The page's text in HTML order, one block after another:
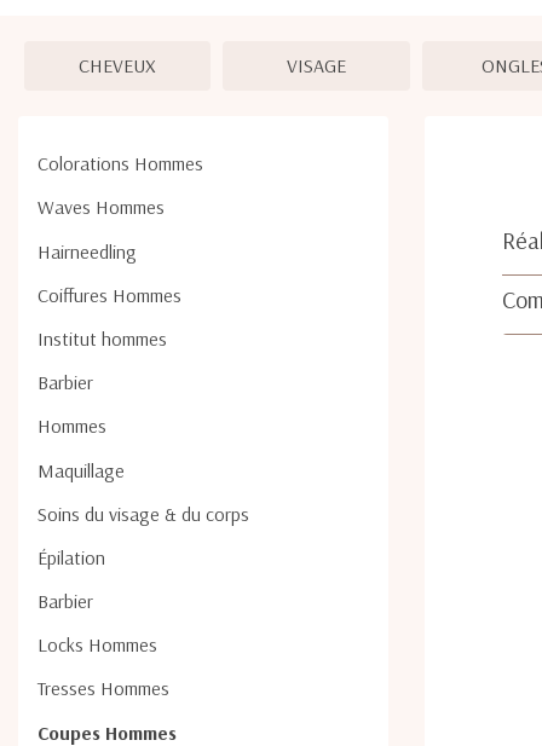
CHEVEUX VISAGE
Colorations Hommes
Waves Hommes
Hairneedling
Coiffures Hommes
Institut hommes
Barbier
Hommes
Maquillage
Soins du visage & du corps
Épilation
Barbier
Locks Hommes
Tresses Hommes
Coupes Hommes